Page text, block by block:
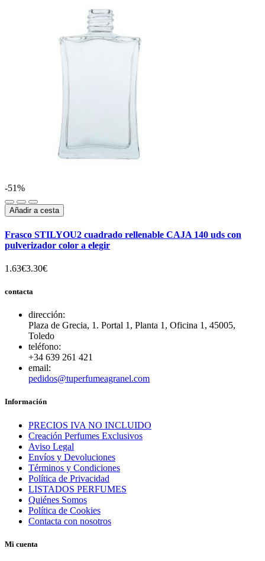
-51%
Añadir a cesta
Frasco STILYOU2 cuadrado rellenable CAJA 140 uds con
pulverizador color a elegir
1.63€3.30€
contacta
dirección:
Plaza de Grecia, 1. Portal 1, Planta 1, Oficina 1, 45005,
Toledo
teléfono:
+34 639 261 421
email:
pedidos@tuperfumeagranel.com
Información
PRECIOS IVA NO INCLUIDO
Creación Perfumes Exclusivos
Aviso Legal
Envíos y Devoluciones
Términos y Condiciones
Política de Privacidad
LISTADOS PERFUMES
Quiénes Somos
Política de Cookies
Contacta con nosotros
Mi cuenta